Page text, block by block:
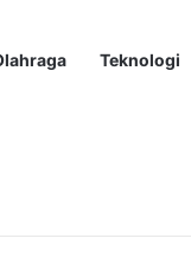
Teknologi